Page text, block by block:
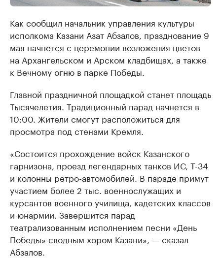
Как сообщил начальник управления культуры
исполкома Казани Азат Абзалов, празднование 9
мая начнется с церемонии возложения цветов
на Архангельском и Арском кладбищах, а также
к Вечному огню в парке Победы.
Главной праздничной площадкой станет площадь
Тысячелетия. Традиционный парад начнется в
10:00. Жители смогут расположиться для
просмотра под стенами Кремля.
«Состоится прохождение войск Казанского
гарнизона, проезд легендарных танков ИС, Т-34
и колонны ретро-автомобилей. В параде примут
участием более 2 тыс. военнослужащих и
курсантов военного училища, кадетских классов
и юнармии. Завершится парад
театрализованным исполнением песни «День
Победы» сводным хором Казани», — сказал
Абзалов.